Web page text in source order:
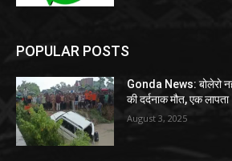
POPULAR POSTS
Gonda News: बोलेरो
की दर्दनाक मौत, एक लापता
August 3, 2025